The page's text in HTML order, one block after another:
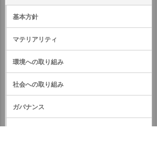
基本方針
マテリアリティ
環境への取り組み
社会への取り組み
ガバナンス